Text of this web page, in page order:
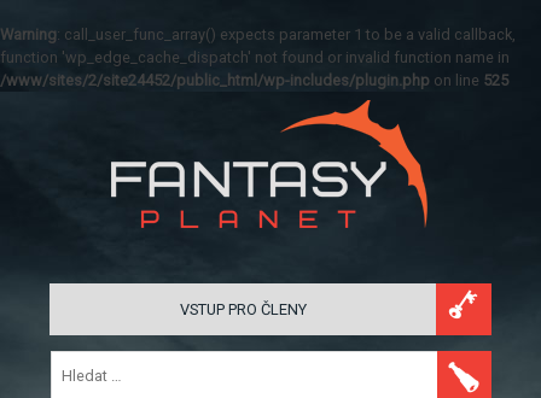
Warning: call_user_func_array() expects parameter 1 to be a valid callback,
function 'wp_edge_cache_dispatch' not found or invalid function name in
/www/sites/2/site24452/public_html/wp-includes/plugin.php on line 525
VSTUP PRO ČLENY